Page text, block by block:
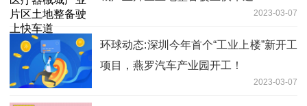
2023-03-07
环球动态:深圳今年首个“工业上楼”新开工
项目，燕罗汽车产业园开工！
2023-03-07